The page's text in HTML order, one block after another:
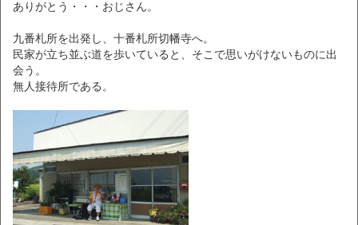
ありがとう・・・おじさん。
九番札所を出発し、十番札所切幡寺へ。
民家が立ち並ぶ道を歩いていると、そこで思いがけないものに出
会う。
無人接待所である。